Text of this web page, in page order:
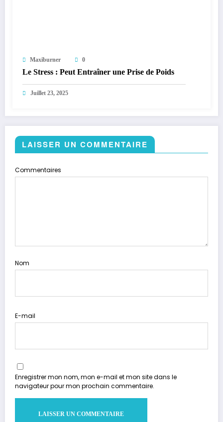
Maxiburner 0
Le Stress : Peut Entraîner une Prise de Poids
Juillet 23, 2025
LAISSER UN COMMENTAIRE
Commentaires
Nom
E-mail
Enregistrer mon nom, mon e-mail et mon site dans le
navigateur pour mon prochain commentaire.